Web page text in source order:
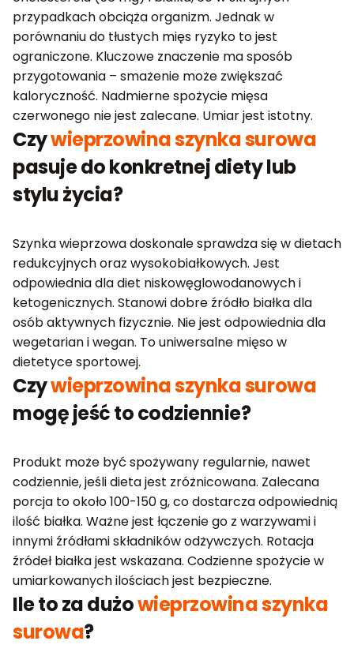
przypadkach obciąża organizm. Jednak w
porównaniu do tłustych mięs ryzyko to jest
ograniczone. Kluczowe znaczenie ma sposób
przygotowania – smażenie może zwiększać
kaloryczność. Nadmierne spożycie mięsa
czerwonego nie jest zalecane. Umiar jest istotny.
Czywieprzowina szynka surowa
pasuje do konkretnej diety lub
stylu życia?
Szynka wieprzowa doskonale sprawdza się w dietach
redukcyjnych oraz wysokobiałkowych. Jest
odpowiednia dla diet niskowęglowodanowych i
ketogenicznych. Stanowi dobre źródło białka dla
osób aktywnych fizycznie. Nie jest odpowiednia dla
wegetarian i wegan. To uniwersalne mięso w
dietetyce sportowej.
Czywieprzowina szynka surowa
mogę jeść to codziennie?
Produkt może być spożywany regularnie, nawet
codziennie, jeśli dieta jest zróżnicowana. Zalecana
porcja to około 100-150 g, co dostarcza odpowiednią
ilość białka. Ważne jest łączenie go z warzywami i
innymi źródłami składników odżywczych. Rotacja
źródeł białka jest wskazana. Codzienne spożycie w
umiarkowanych ilościach jest bezpieczne.
Ile to za dużowieprzowina szynka
surowa?